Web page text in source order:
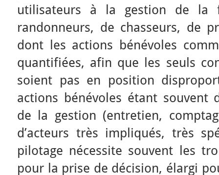
utilisateurs à la gestion de la
randonneurs, de chasseurs, de
dont les actions bénévoles
quantifiées, afin que les seuls
soient pas en position
actions bénévoles étant souvent
de la gestion (entretien,
d’acteurs très impliqués, très
pilotage nécessite souvent les
pour la prise de décision, élargi